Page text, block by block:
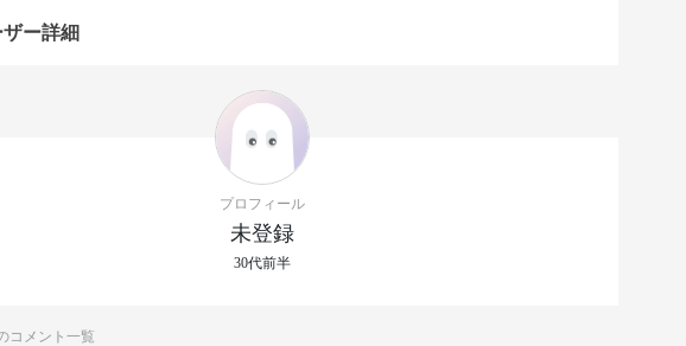
ー詳細
プロフィール
未登録
30代前半
コメント一覧